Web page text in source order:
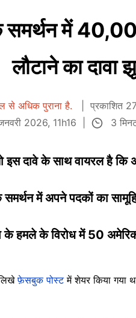
में
लौटाने का दावा
से अधिक पुराना है.
प्रकाशित
2026, 11h16
3
इस दावे के साथ वायरल है
में अपने पदकों का
हमले के विरोध में 50
फ़ेसबुक पोस्टमें शेयर किया गया